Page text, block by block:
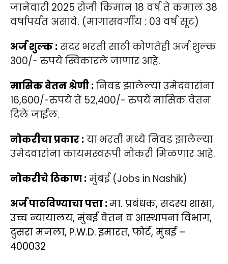
जानेवारी 2025 रोजी किमान 18 वर्ष ते कमाल 38
वर्षापर्यंत असावे. (मागासवर्गीय : 03 वर्ष सूट)
अर्ज शुल्क :सदर भरती साठी कोणतेही अर्ज शुल्क
300/- रुपये स्विकारले जाणार आहे.
मासिक वेतन श्रेणी :निवड झालेल्या उमेदवारांना
16,600/-रुपये ते 52,400/- रुपये मासिक वेतन
दिले जाईल.
नोकरीचा प्रकार :या भरती मध्ये निवड झालेल्या
उमेदवारांना कायमस्वरूपी नोकरी मिळणार आहे.
नोकरीचे ठिकाण :मुंबई (Jobs in Nashik)
अर्ज पाठविण्याचा पत्ता :मा. प्रबंधक, सदस्य शाखा,
उच्च न्यायालय, मुंबई वेतन व आस्थापना विभाग,
दुसरा मजला, P.W.D. इमारत, फोर्ट, मुंबई –
400032